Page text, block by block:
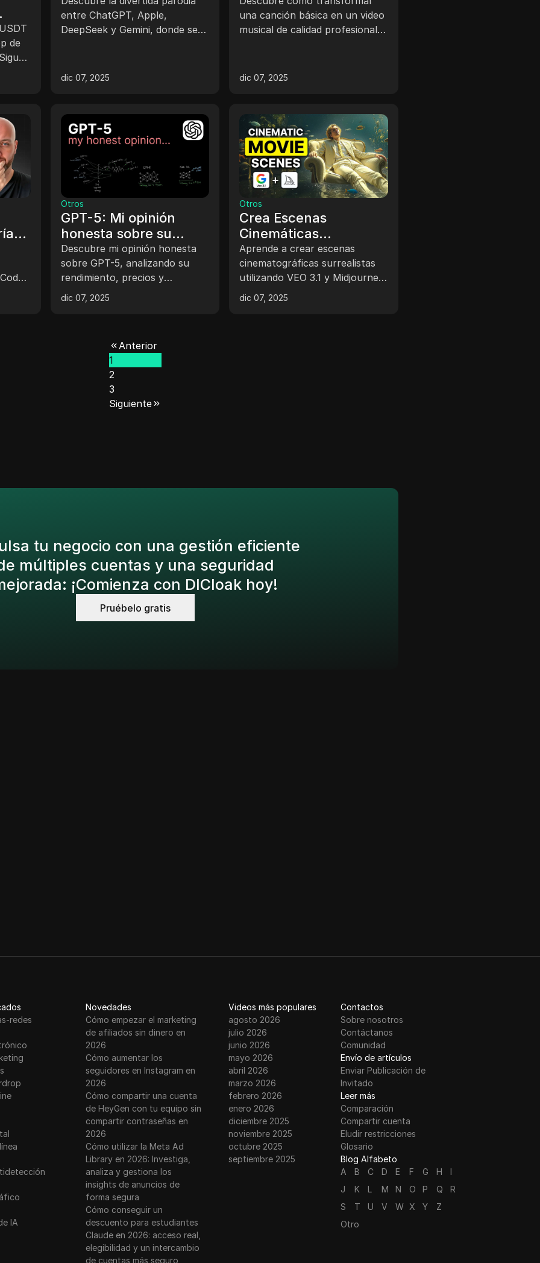
de
entre ChatGPT, Apple,
DeepSeek y Gemini, donde se
dic 07, 2025
AI
una canción básica en un video
musical de calidad profesional
dic 07, 2025
Otros
GPT-5: Mi opinión
honesta sobre su
rendimiento y precios
Descubre mi opinión honesta
sobre GPT-5, analizando su
rendimiento, precios y
comparaciones con otros
modelos de lenguaje.
dic 07, 2025
Otros
Crea Escenas
Cinemáticas
Surrealistas con VEO
3.1 y Midjourney
Aprende a crear escenas
cinematográficas surrealistas
utilizando VEO 3.1 y Midjourney
con este tutorial completo.
dic 07, 2025
Anterior
1
2
3
Siguiente
tu negocio con una gestión eficiente
múltiples cuentas y una seguridad
¡Comienza con DICloak hoy!
Pruébelo gratis
redes
IA
Novedades
Cómo empezar el marketing
de afiliados sin dinero en
2026
Cómo aumentar los
seguidores en Instagram en
2026
Cómo compartir una cuenta
de HeyGen con tu equipo sin
compartir contraseñas en
2026
Cómo utilizar la Meta Ad
Library en 2026: Investiga,
analiza y gestiona los
insights de anuncios de
forma segura
Cómo conseguir un
descuento para estudiantes
Claude en 2026: acceso real,
elegibilidad y un intercambio
de cuentas más seguro
Videos más populares
agosto 2026
julio 2026
junio 2026
mayo 2026
abril 2026
marzo 2026
febrero 2026
enero 2026
diciembre 2025
noviembre 2025
octubre 2025
septiembre 2025
Contactos
Sobre nosotros
Contáctanos
Comunidad
Envío de artículos
Enviar Publicación de
Invitado
Leer más
Comparación
Compartir cuenta
Eludir restricciones
Glosario
Blog Alfabeto
A
B C D E F G H
I
J
K L M N O P Q
R
S
T U V W X Y
Z
Otro